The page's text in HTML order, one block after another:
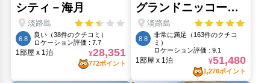
やま高(14.48km)
人気スポット
メリケンパーク(38.3km)
中華街（南京町）(38.77km)
北野異人館街館（いじんかんがい）(40.07km)
チャイナタウン（南京町）(38.77km)